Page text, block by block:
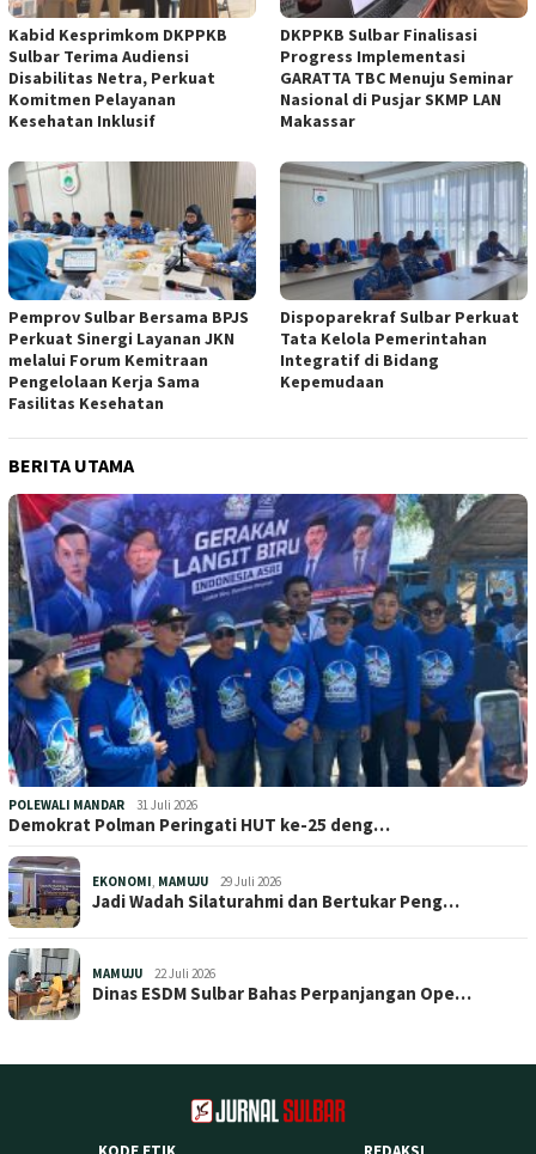
Kabid Kesprimkom DKPPKB
Sulbar Terima Audiensi
Disabilitas Netra, Perkuat
Komitmen Pelayanan
Kesehatan Inklusif
DKPPKB Sulbar Finalisasi
Progress Implementasi
GARATTA TBC Menuju Seminar
Nasional di Pusjar SKMP LAN
Makassar
Pemprov Sulbar Bersama BPJS
Perkuat Sinergi Layanan JKN
melalui Forum Kemitraan
Pengelolaan Kerja Sama
Fasilitas Kesehatan
Dispoparekraf Sulbar Perkuat
Tata Kelola Pemerintahan
Integratif di Bidang
Kepemudaan
BERITA UTAMA
POLEWALI MANDAR 31 Juli 2026
Demokrat Polman Peringati HUT ke-25 deng…
EKONOMI, MAMUJU 29 Juli 2026
Jadi Wadah Silaturahmi dan Bertukar Peng…
MAMUJU 22 Juli 2026
Dinas ESDM Sulbar Bahas Perpanjangan Ope…